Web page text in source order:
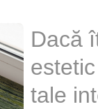
Dacă
tale